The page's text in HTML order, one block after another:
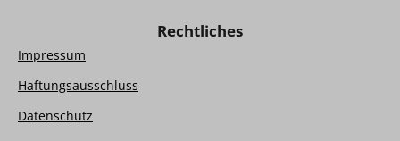
Rechtliches
Impressum
Haftungsausschluss
Datenschutz